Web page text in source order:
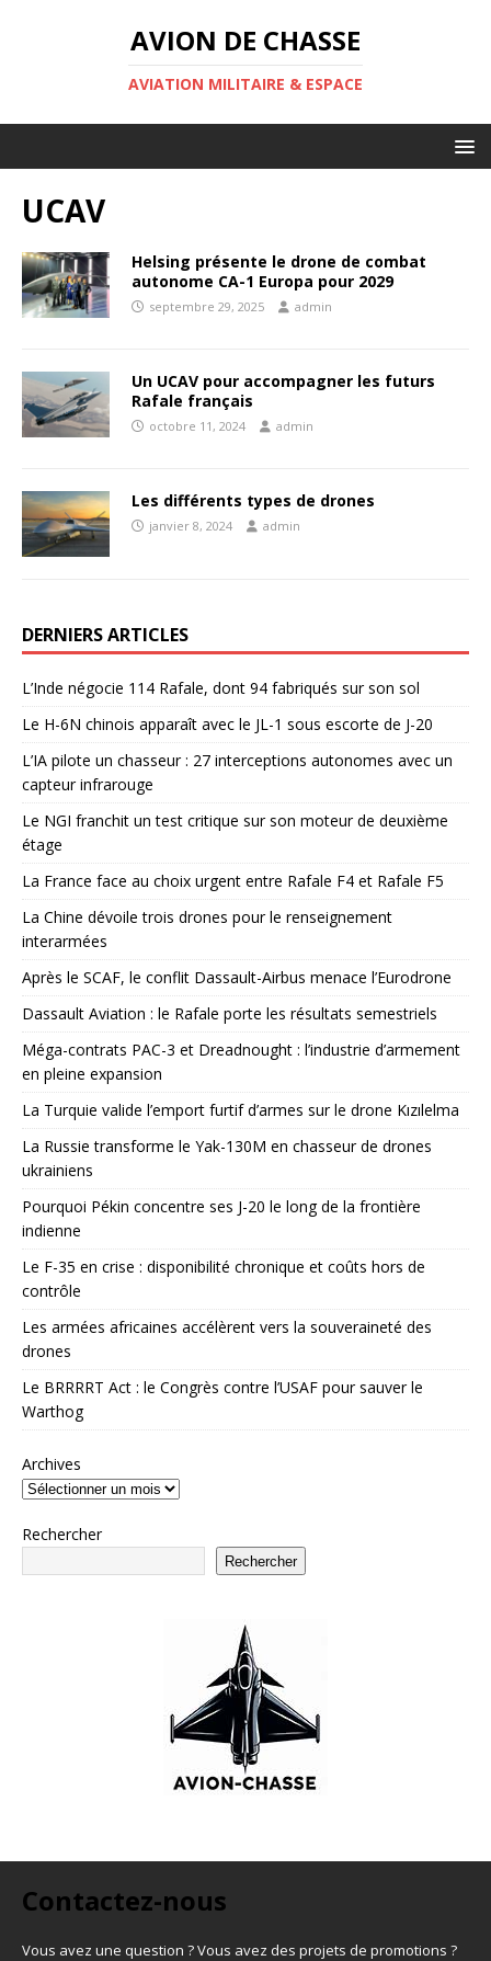
AVION DE CHASSE
AVIATION MILITAIRE & ESPACE
UCAV
Helsing présente le drone de combat
autonome CA-1 Europa pour 2029
septembre 29, 2025 admin
Un UCAV pour accompagner les futurs
Rafale français
octobre 11, 2024 admin
Les différents types de drones
janvier 8, 2024 admin
DERNIERS ARTICLES
L’Inde négocie 114 Rafale, dont 94 fabriqués sur son sol
Le H-6N chinois apparaît avec le JL-1 sous escorte de J-20
L’IA pilote un chasseur : 27 interceptions autonomes avec un
capteur infrarouge
Le NGI franchit un test critique sur son moteur de deuxième
étage
La France face au choix urgent entre Rafale F4 et Rafale F5
La Chine dévoile trois drones pour le renseignement
interarmées
Après le SCAF, le conflit Dassault-Airbus menace l’Eurodrone
Dassault Aviation : le Rafale porte les résultats semestriels
Méga-contrats PAC-3 et Dreadnought : l’industrie d’armement
en pleine expansion
La Turquie valide l’emport furtif d’armes sur le drone Kızılelma
La Russie transforme le Yak-130M en chasseur de drones
ukrainiens
Pourquoi Pékin concentre ses J-20 le long de la frontière
indienne
Le F-35 en crise : disponibilité chronique et coûts hors de
contrôle
Les armées africaines accélèrent vers la souveraineté des
drones
Le BRRRRT Act : le Congrès contre l’USAF pour sauver le
Warthog
Archives
Rechercher
Rechercher
Contactez-nous
Vous avez une question ? Vous avez des projets de promotions ?